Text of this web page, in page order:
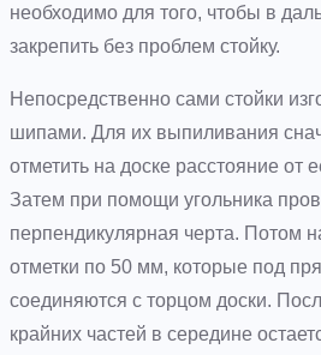
необходимо для того, чтобы в
закрепить без проблем стойку.
Непосредственно сами стойки
шипами. Для их выпиливания
отметить на доске расстояние от
Затем при помощи угольника
перпендикулярная черта. Потом
отметки по 50 мм, которые под
соединяются с торцом доски.
крайних частей в середине